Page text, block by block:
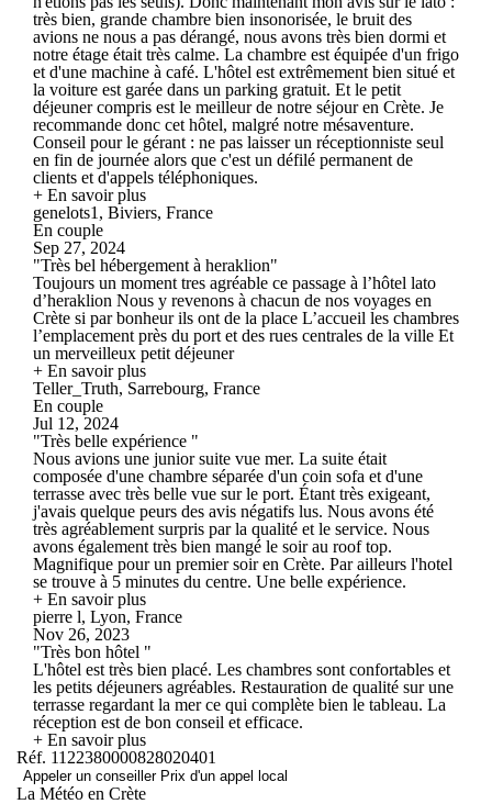
très bien, grande chambre bien insonorisée, le bruit des
avions ne nous a pas dérangé, nous avons très bien dormi et
notre étage était très calme. La chambre est équipée d'un frigo
et d'une machine à café. L'hôtel est extrêmement bien situé et
la voiture est garée dans un parking gratuit. Et le petit
déjeuner compris est le meilleur de notre séjour en Crète. Je
recommande donc cet hôtel, malgré notre mésaventure.
Conseil pour le gérant : ne pas laisser un réceptionniste seul
en fin de journée alors que c'est un défilé permanent de
clients et d'appels téléphoniques.
+ En savoir plus
genelots1, Biviers, France
En couple
Sep 27, 2024
"Très bel hébergement à heraklion"
Toujours un moment tres agréable ce passage à l’hôtel lato
d’heraklion Nous y revenons à chacun de nos voyages en
Crète si par bonheur ils ont de la place L’accueil les chambres
l’emplacement près du port et des rues centrales de la ville Et
un merveilleux petit déjeuner
+ En savoir plus
Teller_Truth, Sarrebourg, France
En couple
Jul 12, 2024
"Très belle expérience "
Nous avions une junior suite vue mer. La suite était
composée d'une chambre séparée d'un coin sofa et d'une
terrasse avec très belle vue sur le port. Étant très exigeant,
j'avais quelque peurs des avis négatifs lus. Nous avons été
très agréablement surpris par la qualité et le service. Nous
avons également très bien mangé le soir au roof top.
Magnifique pour un premier soir en Crète. Par ailleurs l'hotel
se trouve à 5 minutes du centre. Une belle expérience.
+ En savoir plus
pierre l, Lyon, France
Nov 26, 2023
"Très bon hôtel "
L'hôtel est très bien placé. Les chambres sont confortables et
les petits déjeuners agréables. Restauration de qualité sur une
terrasse regardant la mer ce qui complète bien le tableau. La
réception est de bon conseil et efficace.
+ En savoir plus
Réf. 1122380000828020401
Appeler un conseiller Prix d'un appel local
La Météo en Crète